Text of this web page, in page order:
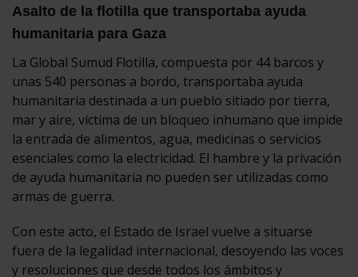
Asalto de la flotilla que transportaba ayuda
humanitaria para Gaza
La Global Sumud Flotilla, compuesta por 44 barcos y
unas 540 personas a bordo, transportaba ayuda
humanitaria destinada a un pueblo sitiado por tierra,
mar y aire, víctima de un bloqueo inhumano que impide
la entrada de alimentos, agua, medicinas o servicios
esenciales como la electricidad. El hambre y la privación
de ayuda humanitaria no pueden ser utilizadas como
armas de guerra.
Con este acto, el Estado de Israel vuelve a situarse
fuera de la legalidad internacional, desoyendo las voces
y resoluciones que desde todos los ámbitos y